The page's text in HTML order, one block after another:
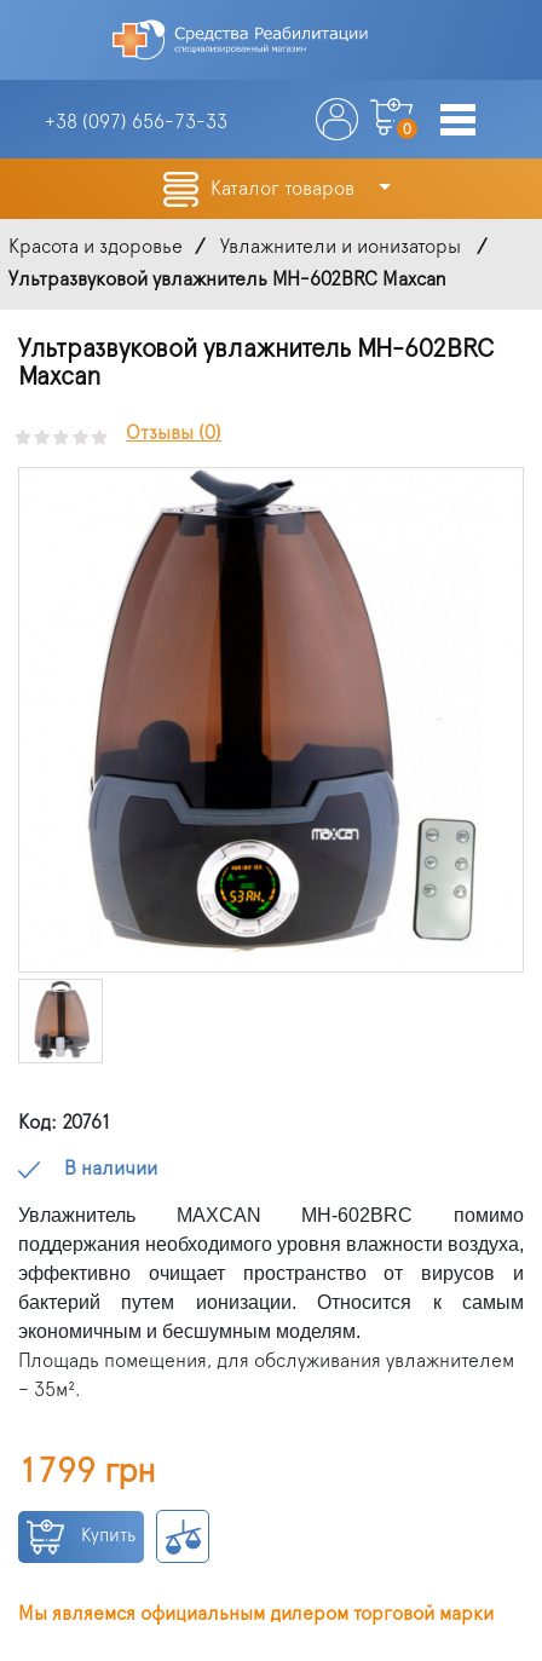
+38 (097) 656-73-33 0
Каталог товаров
Красота и здоровье
Увлажнители и ионизаторы
Ультразвуковой увлажнитель MH-602BRC Maxcan
Ультразвуковой увлажнитель MH-602BRC
Maxcan
Отзывы (0)
Код: 20761
В наличии
Увлажнитель MAXCAN MH-602BRC помимо
поддержания необходимого уровня влажности воздуха,
эффективно очищает пространство от вирусов и
бактерий путем ионизации. Относится к самым
экономичным и бесшумным моделям.
Площадь помещения, для обслуживания увлажнителем
– 35м².
1799 грн
Купить
Мы являемся официальным дилером торговой марки